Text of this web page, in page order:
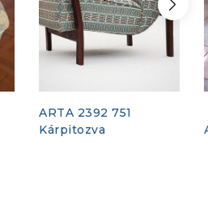
ARTA 2392 751
Kárpitozva